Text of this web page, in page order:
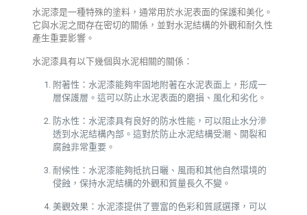
水泥漆是一種特殊的塗料，通常用於水泥表面的保護和美化。
它與水泥之間存在密切的關係，並對水泥結構的外觀和耐久性
產生重要影響。
水泥漆具有以下幾個與水泥相關的關係：
附著性：水泥漆能夠牢固地附著在水泥表面上，形成一
層保護層。這可以防止水泥表面的磨損、風化和劣化。
防水性：水泥漆具有良好的防水性能，可以阻止水分滲
透到水泥結構內部。這對於防止水泥結構受潮、開裂和
腐蝕非常重要。
耐候性：水泥漆能夠抵抗日曬、風雨和其他自然環境的
侵蝕，保持水泥結構的外觀和質量長久不變。
美觀效果：水泥漆提供了豐富的色彩和質感選擇，可以